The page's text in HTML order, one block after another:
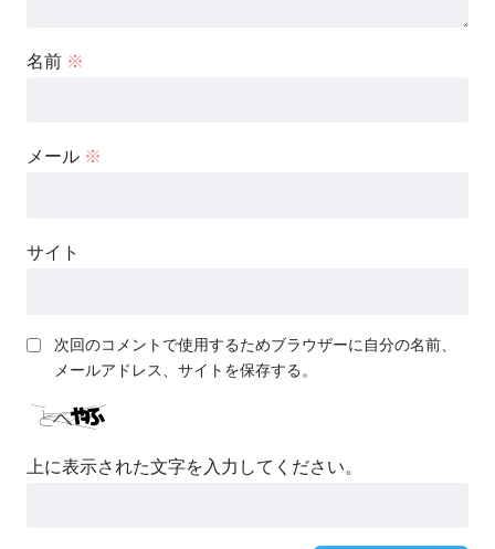
名前 ※
メール ※
サイト
次回のコメントで使用するためブラウザーに自分の名前、
メールアドレス、サイトを保存する。
上に表示された文字を入力してください。